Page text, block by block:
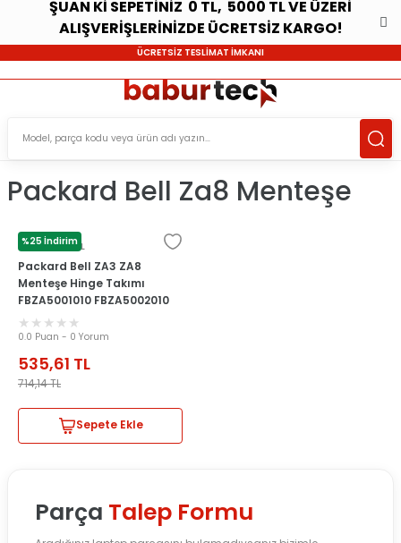
ŞUAN Kİ SEPETİNİZ 0 TL, 5000 TL VE ÜZERİ
ALIŞVERİŞLERİNİZDE ÜCRETSİZ KARGO!
ÜCRETSİZ TESLİMAT İMKANI
Packard Bell Za8 Menteşe
%25 İndirim
PACKARD BELL
Packard Bell ZA3 ZA8
Menteşe Hinge Takımı
FBZA5001010 FBZA5002010
0.0 Puan - 0 Yorum
535,61 TL
714,14TL
Sepete Ekle
Parça Talep Formu